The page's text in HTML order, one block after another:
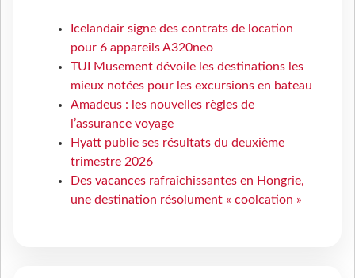
Icelandair signe des contrats de location
pour 6 appareils A320neo
TUI Musement dévoile les destinations les
mieux notées pour les excursions en bateau
Amadeus : les nouvelles règles de
l’assurance voyage
Hyatt publie ses résultats du deuxième
trimestre 2026
Des vacances rafraîchissantes en Hongrie,
une destination résolument « coolcation »